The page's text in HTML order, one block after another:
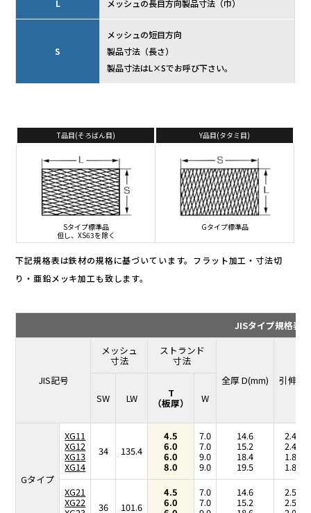
L メッシュの長目方向製品寸法（巾）
S
メッシュの短目方向
製品寸法（長さ）
製品寸法はL×Sでお呼び下さい。
T品目(そろばん目) Y品目(タタミ目)
Sタイプ標準品
但し、XS63を除く
Gタイプ標準品
下記規格表は鉄材の規格に基づいています。フラット加工・寸法切
り・亜鉛メッキ加工も致します。
JISタイプ規格表
JIS記号
メッシュ
寸法
ストランド
寸法
全厚 D(mm)
引伸率
SW
LW T
（板厚） W
Gタイプ
XG11
XG12
XG13
XG14
34 135.4
4.5
6.0
6.0
8.0
7.0
7.0
9.0
9.0
14.6
15.2
18.4
19.5
2.43
2.43
1.89
1.89
XG21
XG22 36 101.6
4.5
6.0
7.0
7.0
14.6
15.2
2.57
2.57